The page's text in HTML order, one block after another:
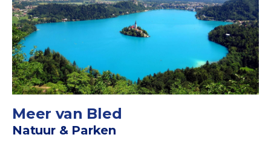
Meer van Bled
Natuur & Parken